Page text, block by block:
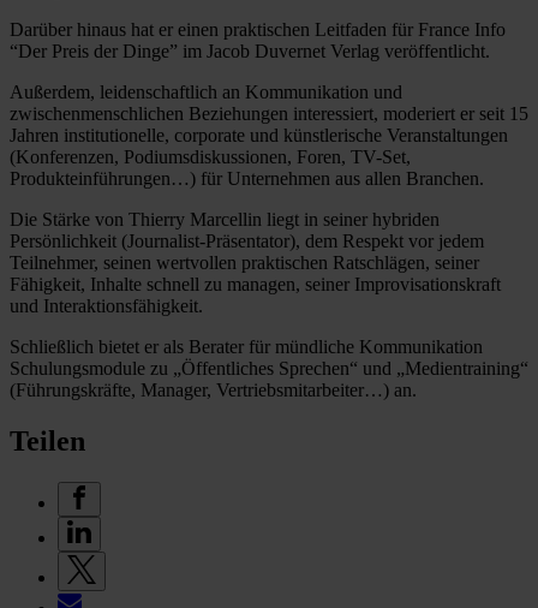
Darüber hinaus hat er einen praktischen Leitfaden für France Info
“Der Preis der Dinge” im Jacob Duvernet Verlag veröffentlicht.
Außerdem, leidenschaftlich an Kommunikation und
zwischenmenschlichen Beziehungen interessiert, moderiert er seit 15
Jahren institutionelle, corporate und künstlerische Veranstaltungen
(Konferenzen, Podiumsdiskussionen, Foren, TV-Set,
Produkteinführungen…) für Unternehmen aus allen Branchen.
Die Stärke von Thierry Marcellin liegt in seiner hybriden
Persönlichkeit (Journalist-Präsentator), dem Respekt vor jedem
Teilnehmer, seinen wertvollen praktischen Ratschlägen, seiner
Fähigkeit, Inhalte schnell zu managen, seiner Improvisationskraft
und Interaktionsfähigkeit.
Schließlich bietet er als Berater für mündliche Kommunikation
Schulungsmodule zu „Öffentliches Sprechen“ und „Medientraining“
(Führungskräfte, Manager, Vertriebsmitarbeiter…) an.
Teilen